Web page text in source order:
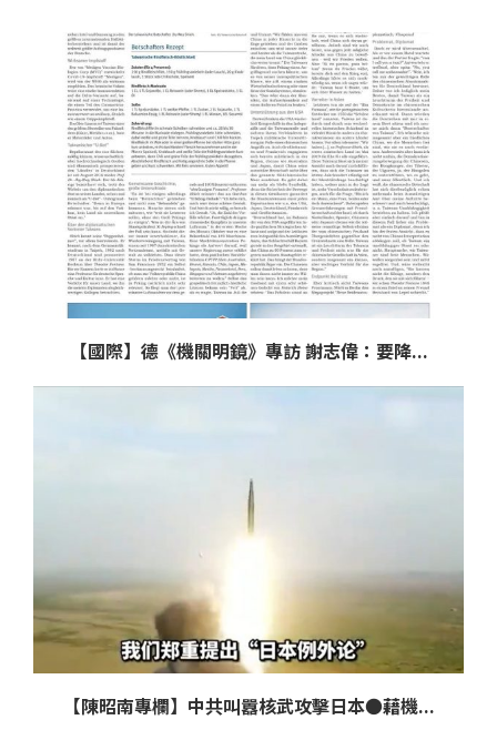
【國際】德《機關明鏡》專訪 謝志偉：要降...
【陳昭南專欄】中共叫囂核武攻擊日本●藉機...